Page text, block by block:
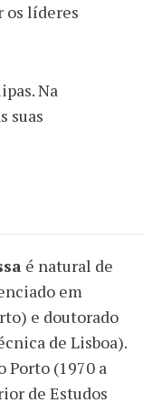
os líderes
Na
suas
é natural de
em
e doutorado
de Lisboa).
Porto (1970 a
de Estudos